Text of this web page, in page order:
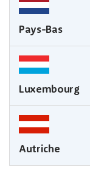
Pays-Bas
Luxembourg
Autriche